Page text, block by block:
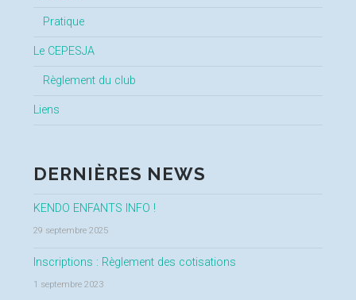
Pratique
Le CEPESJA
Règlement du club
Liens
DERNIÈRES NEWS
KENDO ENFANTS INFO !
29 septembre 2025
Inscriptions : Règlement des cotisations
1 septembre 2023